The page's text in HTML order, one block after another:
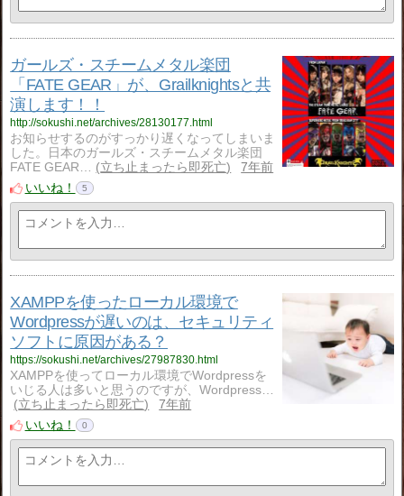
ガールズ・スチームメタル楽団
「FATE GEAR」が、Grailknightsと共
演します！！
http://sokushi.net/archives/28130177.html
お知らせするのがすっかり遅くなってしまいま
した。日本のガールズ・スチームメタル楽団
FATE GEAR…
立ち止まったら即死亡
7年前
いいね！
5
XAMPPを使ったローカル環境で
Wordpressが遅いのは、セキュリティ
ソフトに原因がある？
https://sokushi.net/archives/27987830.html
XAMPPを使ってローカル環境でWordpressを
いじる人は多いと思うのですが、Wordpress…
立ち止まったら即死亡
7年前
いいね！
0